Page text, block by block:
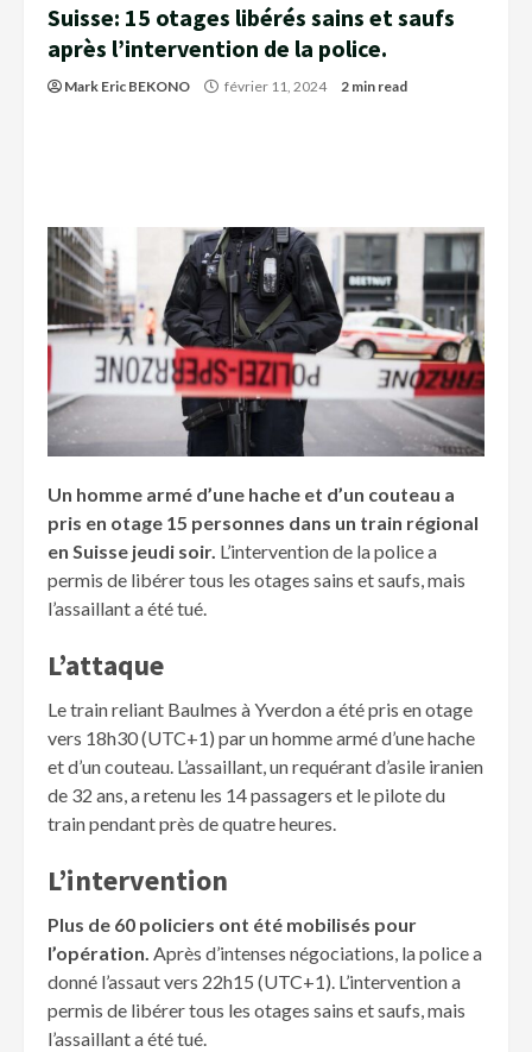
Suisse: 15 otages libérés sains et saufs
après l’intervention de la police.
Mark Eric BEKONO février 11, 2024 2 min read
Un homme armé d’une hache et d’un couteau a
pris en otage 15 personnes dans un train régional
en Suisse jeudi soir. L’intervention de la police a
permis de libérer tous les otages sains et saufs, mais
l’assaillant a été tué.
L’attaque
Le train reliant Baulmes à Yverdon a été pris en otage
vers 18h30 (UTC+1) par un homme armé d’une hache
et d’un couteau. L’assaillant, un requérant d’asile iranien
de 32 ans, a retenu les 14 passagers et le pilote du
train pendant près de quatre heures.
L’intervention
Plus de 60 policiers ont été mobilisés pour
l’opération. Après d’intenses négociations, la police a
donné l’assaut vers 22h15 (UTC+1). L’intervention a
permis de libérer tous les otages sains et saufs, mais
l’assaillant a été tué.